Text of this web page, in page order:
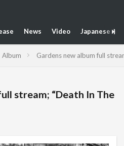
News Video Japanese
Album Gardens new album full
stream; “Death In The